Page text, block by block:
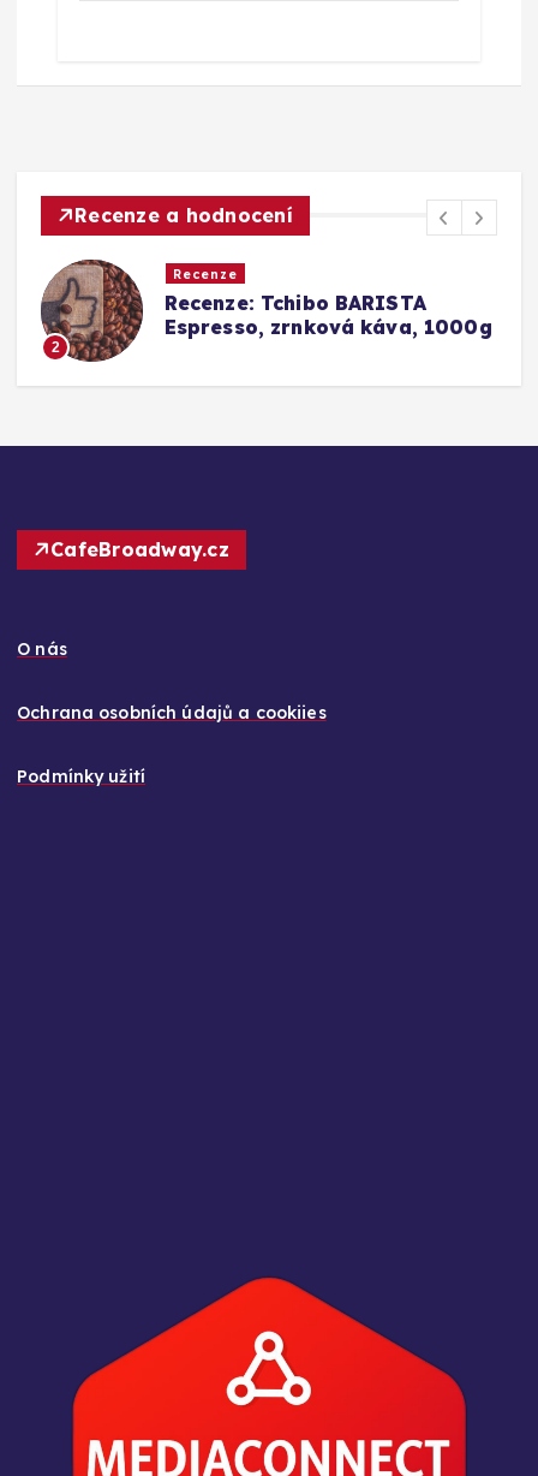
Recenze a hodnocení
1000g
Srovnání a recenze: Tchibo
Barista Caffè Crema vs.
CafeBroadway.cz
O nás
Ochrana osobních údajů a cookiies
Podmínky užití